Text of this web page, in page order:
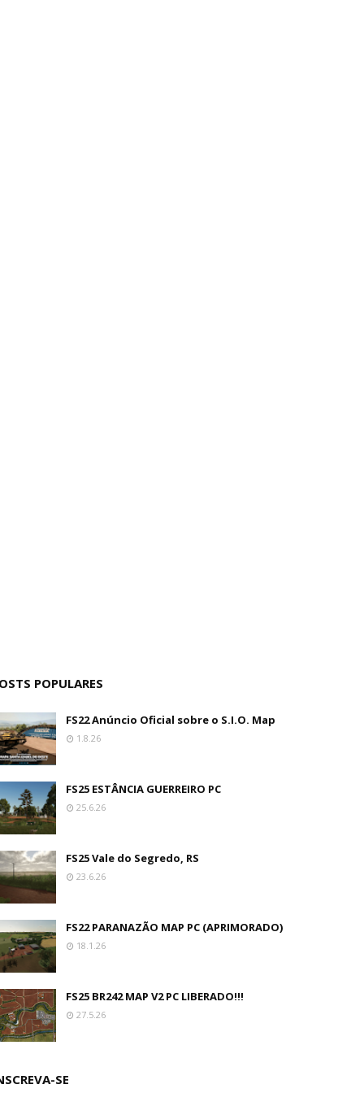
POPULARES
FS22 Anúncio Oficial sobre o S.I.O. Map
1.8.26
FS25 ESTÂNCIA GUERREIRO PC
25.6.26
FS25 Vale do Segredo, RS
23.6.26
FS22 PARANAZÃO MAP PC (APRIMORADO)
18.1.26
FS25 BR242 MAP V2 PC LIBERADO!!!
27.5.26
SE